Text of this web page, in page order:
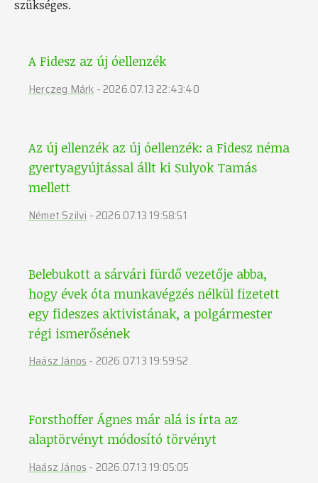
szükséges.
A Fidesz az új óellenzék
Herczeg Márk - 2026.07.13 22:43:40
Az új ellenzék az új óellenzék: a Fidesz néma
gyertyagyújtással állt ki Sulyok Tamás
mellett
Német Szilvi - 2026.07.13 19:58:51
Belebukott a sárvári fürdő vezetője abba,
hogy évek óta munkavégzés nélkül fizetett
egy fideszes aktivistának, a polgármester
régi ismerősének
Haász János- 2026.07.13 19:59:52
Forsthoffer Ágnes már alá is írta az
alaptörvényt módosító törvényt
Haász János- 2026.07.13 19:05:05